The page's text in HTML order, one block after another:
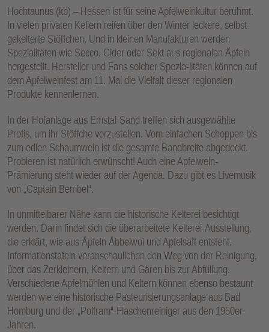
Hochtaunus (kb) – Hessen ist für seine Apfelweinkultur berühmt.
In vielen privaten Kellern reifen über den Winter leckere, selbst
gekelterte Stöffchen. Und in kleinen Manufakturen werden
Spezialitäten wie Secco, Cider oder Sekt aus regionalen Äpfeln
hergestellt. Hersteller und Fans solcher Spezia-litäten können auf
dem Apfelweinfest am 11. Mai die Vielfalt dieser regionalen
Produkte kennenlernen.
In der Hofanlage aus Emstal-Sand treffen sich ausgewählte
Profis, um ihr Stöffche vorzustellen. Vom einfachen Schoppen bis
zum edlen Schaumwein ist die gesamte Bandbreite abgedeckt.
Probieren ist natürlich erwünscht! Auch eine Apfelwein-
Prämierung steht wieder auf der Agenda. Dazu gibt es Livemusik
von „Captain Bembel“.
In unmittelbarer Nähe kann die historische Kelterei besichtigt
werden. Darin findet sich die überarbeitete Kelterei-Ausstellung,
die erklärt, wie aus Äpfeln Äbbelwoi und Apfelsaft entsteht.
Informationstafeln veranschaulichen den Weg von der Reinigung,
über das Zerkleinern, Keltern und Gären bis zur Abfüllung.
Verschiedene Apfelmühlen und Keltern können ebenso bestaunt
werden wie eine historische Pasteurisierungsanlage aus Bad
Homburg und der „Polfram“-Flaschenreiniger aus den 1950er-
Jahren.
F
U
N
K
TI
O
N
E
N